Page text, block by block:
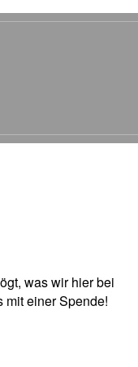
was wir hier bei
mit einer Spende!